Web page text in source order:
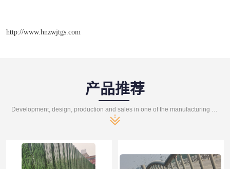
http://www.hnzwjtgs.com
产品推荐
Development, design, production and sales in one of the manufacturing enterprises